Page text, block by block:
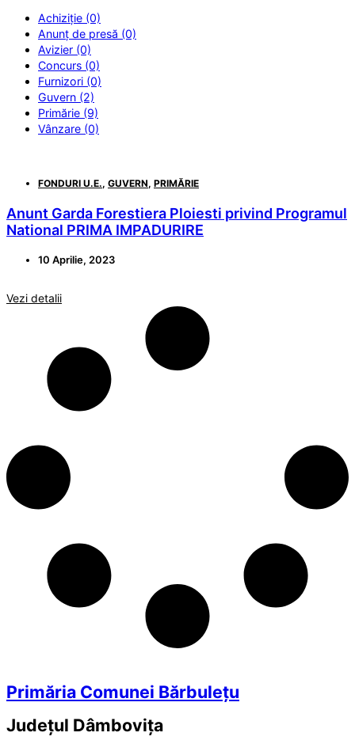
Achiziție (0)
Anunț de presă (0)
Avizier (0)
Concurs (0)
Furnizori (0)
Guvern (2)
Primărie (9)
Vânzare (0)
FONDURI U.E., GUVERN, PRIMĂRIE
Anunt Garda Forestiera Ploiesti privind Programul
National PRIMA IMPADURIRE
10 Aprilie, 2023
Vezi detalii
Primăria Comunei Bărbulețu
Județul Dâmbovița